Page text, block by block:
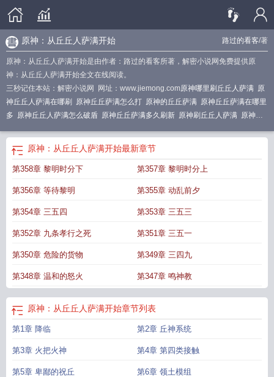
路过的看客/著
原神：从丘丘人萨满开始
原神：从丘丘人萨满开始是由作者：路过的看客所著，解密小说网免费提供原
神：从丘丘人萨满开始全文在线阅读。
三秒记住本站：解密小说网 网址：www.jiemong.com原神哪里刷丘丘人萨满 原
神丘丘人萨满在哪刷 原神丘丘萨满怎么打 原神的丘丘萨满 原神丘丘萨满在哪里
多 原神丘丘人萨满怎么破盾 原神丘丘萨满多久刷新 原神刷丘丘人萨满 原神丘
丘丘人萨满怎么打 原神丘丘萨满在哪 原神丘丘人萨满刷新时间
分布
路过的看客原神丘丘人萨满路线 丘丘萨满 原神 原神丘丘萨满路线
丘丘萨满在哪里丘丘萨满原神位置 原神里丘丘萨满在哪里
多原神 丘丘人萨满 原神丘丘萨满刷新点
原神：从丘丘人萨满开始最新章节
第358章 黎明时分下 第357章 黎明时分上
第356章 等待黎明 第355章 动乱前夕
第354章 三五四 第353章 三五三
第352章 九条孝行之死 第351章 三五一
第350章 危险的货物 第349章 三四九
第348章 温和的怒火 第347章 鸣神教
原神：从丘丘人萨满开始章节列表
第1章 降临 第2章 丘神系统
第3章 火把火神 第4章 第四类接触
第5章 卑鄙的祝丘 第6章 领土模组